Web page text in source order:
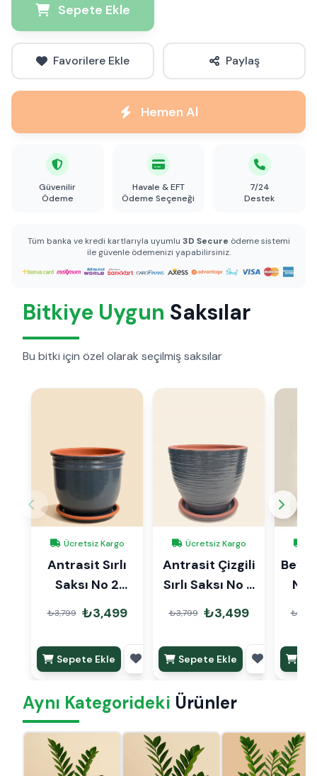
Sepete Ekle
Favorilere Ekle Paylaş
Hemen Al
Güvenilir
Ödeme
Havale & EFT
Ödeme Seçeneği
7/24
Destek
Tüm banka ve kredi kartlarıyla uyumlu 3D Secure ödeme sistemi
ile güvenle ödemenizi yapabilirsiniz.
Bitkiye Uygun Saksılar
Bu bitki için özel olarak seçilmiş saksılar
Ücretsiz Kargo
Antrasit Sırlı
Saksı No 2
Ø20cm
₺3,799 ₺3,499
Sepete Ekle
Ücretsiz Kargo
Antrasit Çizgili
Sırlı Saksı No 2
Ø20cm
₺3,799 ₺3,499
Sepete Ekle
No
Aynı Kategorideki Ürünler